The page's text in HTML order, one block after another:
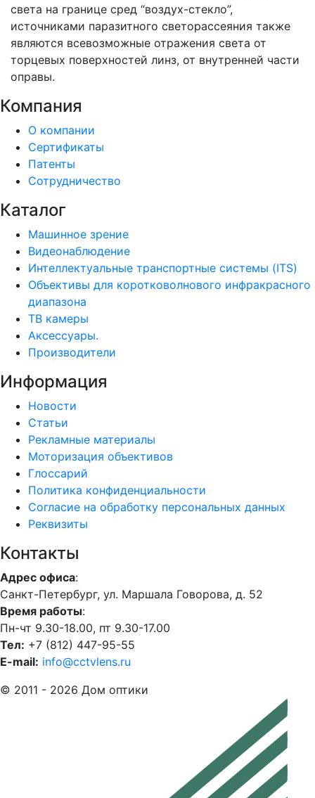
света на границе сред “воздух-стекло”,
источниками паразитного светорассеяния так­же
являются всевозможные отражения света от
торцевых поверхностей линз, от внутренней ча­сти
оправы.
Компания
О компании
Сертификаты
Патенты
Сотрудничество
Каталог
Машинное зрение
Видеонаблюдение
Интеллектуальные транспортные системы (ITS)
Объективы для коротковолнового инфракрасного
диапазона
ТВ камеры
Аксессуары.
Производители
Информация
Новости
Статьи
Рекламные материалы
Моторизация объективов
Глоссарий
Политика конфиденциальности
Согласие на обработку персональных данных
Реквизиты
Контакты
Адрес офиса:
Санкт-Петербург, ул. Маршала Говорова, д. 52
Время работы:
Пн-чт 9.30-18.00, пт 9.30-17.00
Тел: +7 (812) 447-95-55
E-mail: info@cctvlens.ru
© 2011 - 2026 Дом оптики